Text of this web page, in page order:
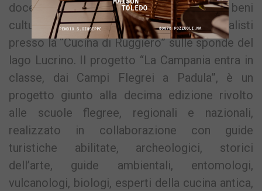
docenti, dirigenti scolastici, l’assessore ai beni
culturali e turismo Franceo Fumo e giornalisti
presso la “Cucina di Ruggiero” sulle sponde del
lago Lucrino. Il progetto “La Campania entra in
classe, dai Campi Flegrei a Padula”, è un
progetto giunto alla decima edizione rivolto
alle scuole flegree, regionali e nazionali,
realizzato in collaborazione con guide
turistiche abilitate, archeologici, storici
dell’arte, guide ambientali, entomologi,
vulcanologi, biologi, esperti della cucina antica,